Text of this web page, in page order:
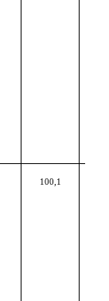
100,1